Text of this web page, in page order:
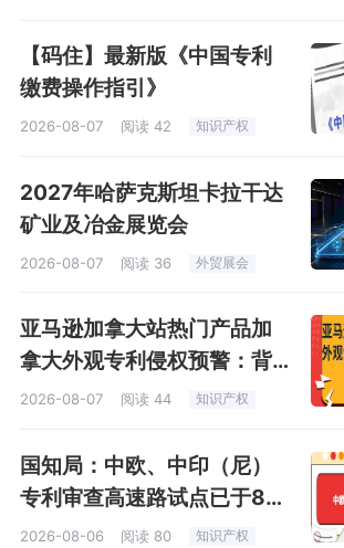
【码住】最新版《中国专利
缴费操作指引》
2026-08-07 阅读 42 知识产权
2027年哈萨克斯坦卡拉干达
矿业及冶金展览会
2026-08-07 阅读 36 外贸展会
亚马逊加拿大站热门产品加
拿大外观专利侵权预警：背
包
2026-08-07 阅读 44 知识产权
国知局：中欧、中印（尼）
专利审查高速路试点已于8月
1日启动
2026-08-06 阅读 80 知识产权